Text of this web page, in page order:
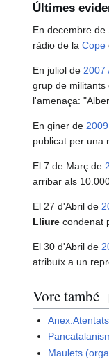
Últimes
En decembre de
ràdio de la Cope
En juliol de 2007
grup de militants
l'amenaça:
En giner de 2009
publicat per una
El 7 de Març de
arribar als
El 27 d'Abril de
Lliure condenat
El 30 d'Abril de
atribuïx a un
Vore també
Maulets